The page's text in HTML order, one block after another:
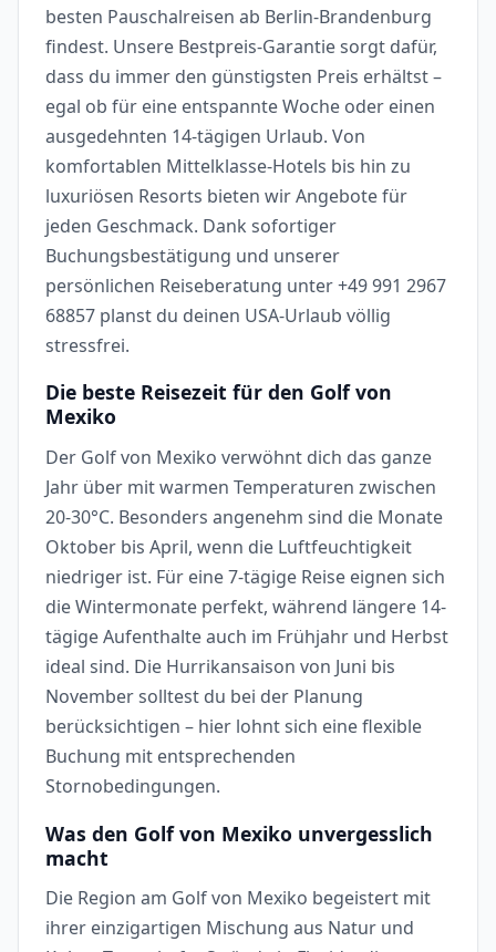
besten Pauschalreisen ab Berlin-Brandenburg
findest. Unsere Bestpreis-Garantie sorgt dafür,
dass du immer den günstigsten Preis erhältst –
egal ob für eine entspannte Woche oder einen
ausgedehnten 14-tägigen Urlaub. Von
komfortablen Mittelklasse-Hotels bis hin zu
luxuriösen Resorts bieten wir Angebote für
jeden Geschmack. Dank sofortiger
Buchungsbestätigung und unserer
persönlichen Reiseberatung unter +49 991 2967
68857 planst du deinen USA-Urlaub völlig
stressfrei.
Die beste Reisezeit für den Golf von
Mexiko
Der Golf von Mexiko verwöhnt dich das ganze
Jahr über mit warmen Temperaturen zwischen
20-30°C. Besonders angenehm sind die Monate
Oktober bis April, wenn die Luftfeuchtigkeit
niedriger ist. Für eine 7-tägige Reise eignen sich
die Wintermonate perfekt, während längere 14-
tägige Aufenthalte auch im Frühjahr und Herbst
ideal sind. Die Hurrikansaison von Juni bis
November solltest du bei der Planung
berücksichtigen – hier lohnt sich eine flexible
Buchung mit entsprechenden
Stornobedingungen.
Was den Golf von Mexiko unvergesslich
macht
Die Region am Golf von Mexiko begeistert mit
ihrer einzigartigen Mischung aus Natur und